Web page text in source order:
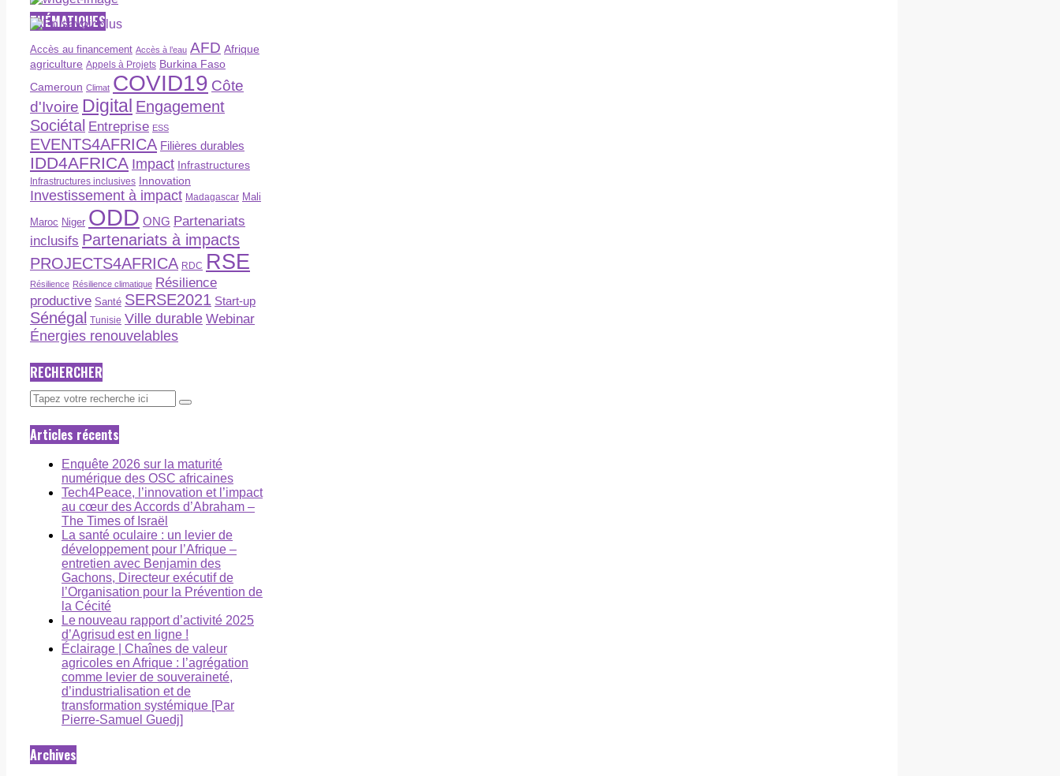
THÉMATIQUES
Accès au financement Accès à l’eau AFD Afrique
agriculture Appels à Projets Burkina Faso
Cameroun Climat COVID19 Côte
d'Ivoire Digital Engagement
Sociétal Entreprise ESS
EVENTS4AFRICA Filières durables
IDD4AFRICA Impact Infrastructures
Infrastructures inclusives Innovation
Investissement à impact Madagascar Mali
Maroc Niger ODD ONG Partenariats
inclusifs Partenariats à impacts
PROJECTS4AFRICA RDC RSE
Résilience Résilience climatique Résilience
productive Santé SERSE2021 Start-up
Sénégal Tunisie Ville durable Webinar
Énergies renouvelables
RECHERCHER
Articles récents
Enquête 2026 sur la maturité
numérique des OSC africaines
Tech4Peace, l’innovation et l’impact
au cœur des Accords d’Abraham –
The Times of Israël
La santé oculaire : un levier de
développement pour l’Afrique –
entretien avec Benjamin des
Gachons, Directeur exécutif de
l’Organisation pour la Prévention de
la Cécité
Le nouveau rapport d’activité 2025
d’Agrisud est en ligne !
Éclairage | Chaînes de valeur
agricoles en Afrique : l’agrégation
comme levier de souveraineté,
d’industrialisation et de
transformation systémique [Par
Pierre-Samuel Guedj]
Archives